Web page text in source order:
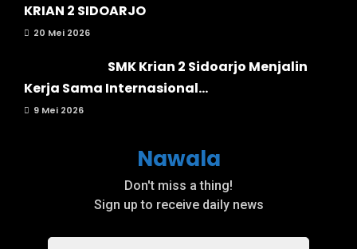
KRIAN 2 SIDOARJO
20 Mei 2026
SMK Krian 2 Sidoarjo Menjalin
Kerja Sama Internasional...
9 Mei 2026
Nawala
Don't miss a thing!
Sign up to receive daily news